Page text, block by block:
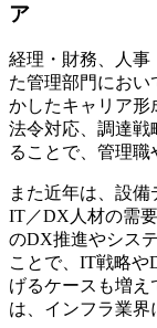
ア
経理・財務、人事
た管理部門にお
かしたキャリア形
法令対応、調達戦
ることで、管理職
また近年は、設備
IT／DX人材の需
のDX推進やシス
ことで、IT戦略や
げるケースも増
は、インフラ業界